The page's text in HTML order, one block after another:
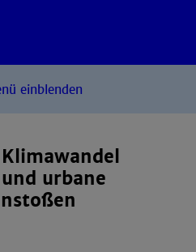
einblenden
urbane